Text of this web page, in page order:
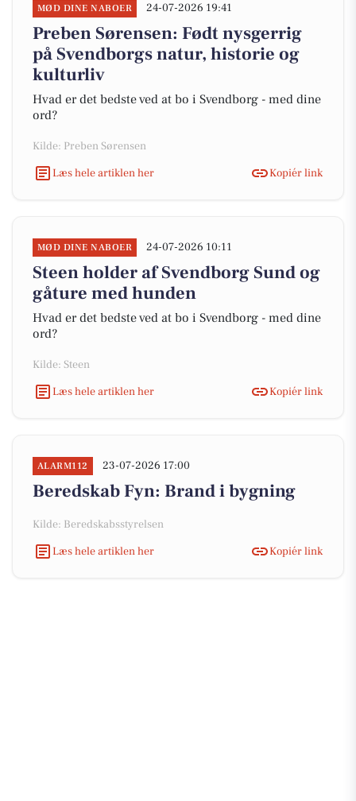
MØD DINE NABOER 24-07-2026 19:41
Preben Sørensen: Født nysgerrig
på Svendborgs natur, historie og
kulturliv
Hvad er det bedste ved at bo i Svendborg - med dine
ord?
Kilde: Preben Sørensen
Læs hele artiklen her
Kopiér link
MØD DINE NABOER 24-07-2026 10:11
Steen holder af Svendborg Sund og
gåture med hunden
Hvad er det bedste ved at bo i Svendborg - med dine
ord?
Kilde: Steen
Læs hele artiklen her
Kopiér link
ALARM112 23-07-2026 17:00
Beredskab Fyn: Brand i bygning
Kilde: Beredskabsstyrelsen
Læs hele artiklen her
Kopiér link